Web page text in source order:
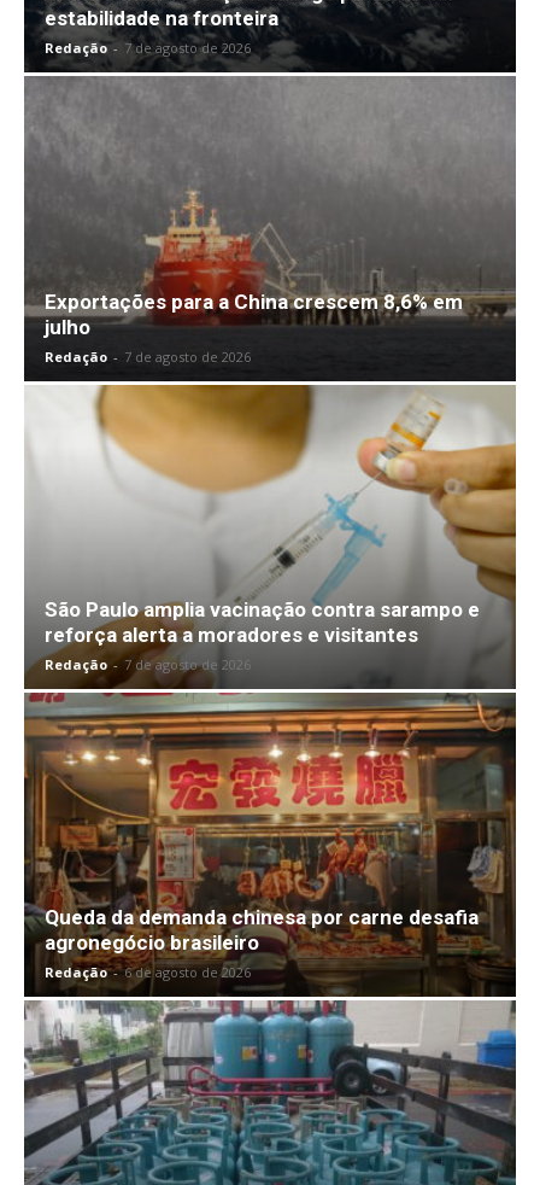
estabilidade na fronteira
Redação - 7 de agosto de 2026
Exportações para a China crescem 8,6% em
julho
Redação - 7 de agosto de 2026
São Paulo amplia vacinação contra sarampo e
reforça alerta a moradores e visitantes
Redação - 7 de agosto de 2026
Queda da demanda chinesa por carne desafia
agronegócio brasileiro
Redação - 6 de agosto de 2026